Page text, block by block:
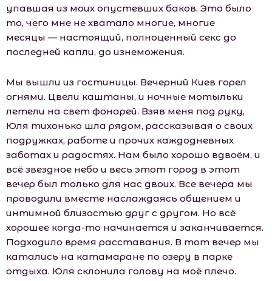
упавшая из моих опустевших баков. Это было
то, чего мне не хватало многие, многие
месяцы — настоящий, полноценный секс до
последней капли, до изнеможения.
Мы вышли из гостиницы. Вечерний Киев горел
огнями. Цвели каштаны, и ночные мотыльки
летели на свет фонарей. Взяв меня под руку,
Юля тихонько шла рядом, рассказывая о своих
подружках, работе и прочих каждодневных
заботах и радостях. Нам было хорошо вдвоём, и
всё звездное небо и весь этот город в этот
вечер был только для нас двоих. Все вечера мы
проводили вместе наслаждаясь общением и
интимной близостью друг с другом. Но всё
хорошее когда-то начинается и заканчивается.
Подходило время расставания. В тот вечер мы
катались на катамаране по озеру в парке
отдыха. Юля склонила голову на моё плечо.